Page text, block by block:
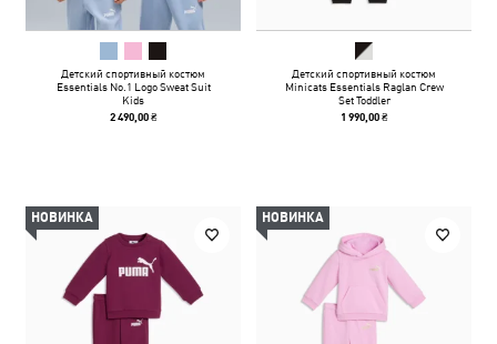
Детский спортивный костюм
Essentials No.1 Logo Sweat Suit
Kids
2 490,00 ₴
Детский спортивный костюм
Minicats Essentials Raglan Crew
Set Toddler
1 990,00 ₴
НОВИНКА НОВИНКА